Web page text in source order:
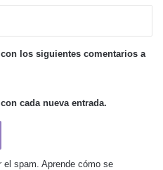
los siguientes comentarios a
cada nueva entrada.
spam. Aprende cómo se